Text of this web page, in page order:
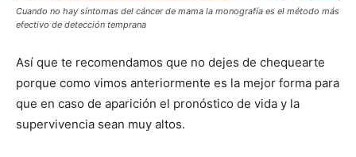
Cuando no hay síntomas del cáncer de mama la monografía es el método más
efectivo de detección temprana
Así que te recomendamos que no dejes de chequearte
porque como vimos anteriormente es la mejor forma para
que en caso de aparición el pronóstico de vida y la
supervivencia sean muy altos.